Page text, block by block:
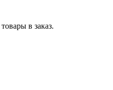
в заказ.